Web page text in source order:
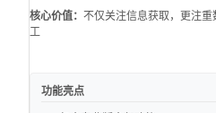
核心价值： 不仅关注信息获取，更注重
工
功能亮点